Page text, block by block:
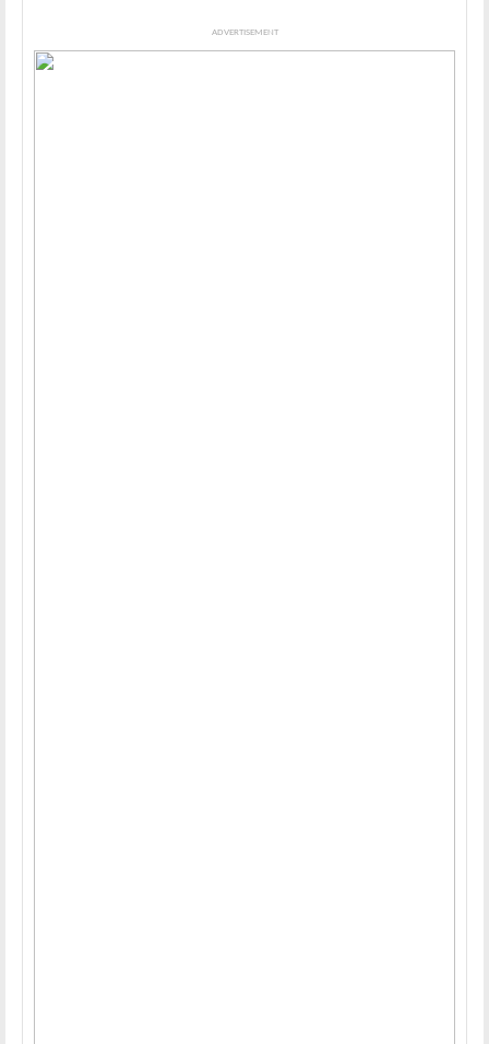
ADVERTISEMENT